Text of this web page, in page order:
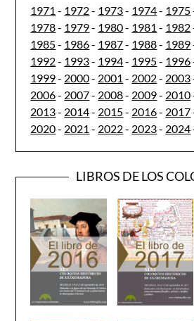
1971 - 1972- 1973- 1974- 1975
1978- 1979- 1980- 1981 - 1982
1985- 1986- 1987- 1988- 1989
1992- 1993- 1994- 1995- 1996
1999- 2000- 2001 - 2002- 2003
2006- 2007- 2008- 2009- 2010
2013- 2014- 2015- 2016- 2017
2020- 2021 - 2022- 2023- 2024
LIBROS DE LOS